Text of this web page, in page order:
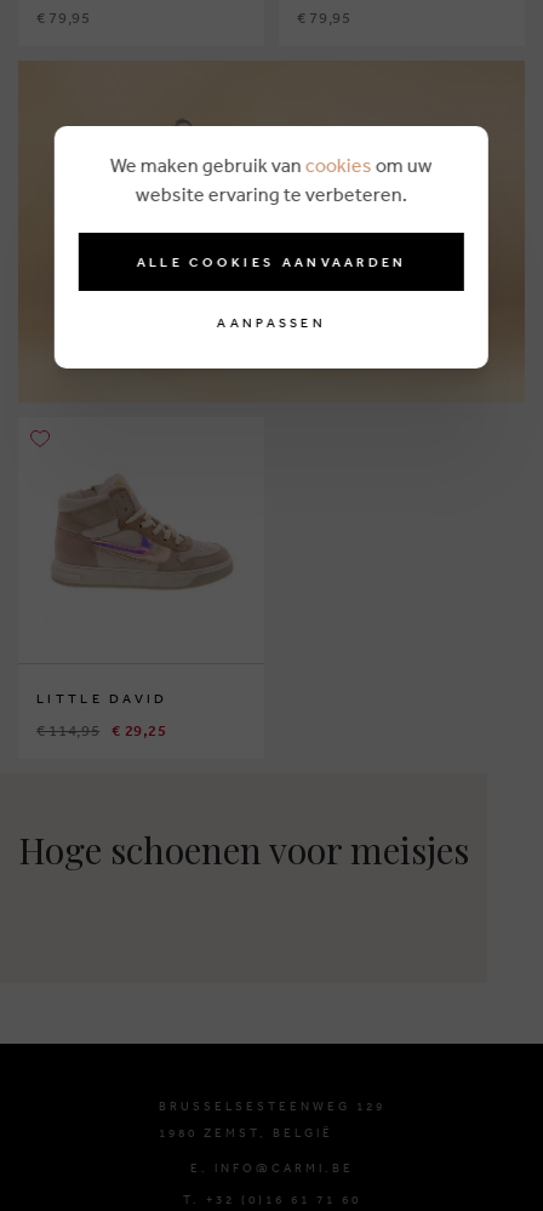
€ 79,95 € 79,95
Personal shopping
MEER INFO
LITTLE DAVID
€ 114,95 € 29,25
Hoge schoenen voor meisjes
BRUSSELSESTEENWEG 129
1980 ZEMST, BELGIË
E. INFO@CARMI.BE
T. +32 (0)16 61 71 60
We maken gebruik van cookies om uw
website ervaring te verbeteren.
ALLE COOKIES AANVAARDEN
AANPASSEN